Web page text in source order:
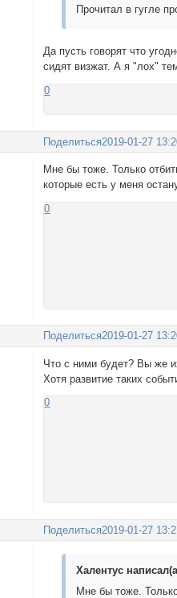
Прочитал в гугле
Да пусть говорят что
сидят визжат. А я "лох"
0
Поделиться2019-01-27
Мне бы тоже. Только
которые есть у меня
0
Поделиться2019-01-27
Что с ними будет? Вы же
Хотя развитие таких
0
Поделиться2019-01-27
Халентус
Мне бы тоже.